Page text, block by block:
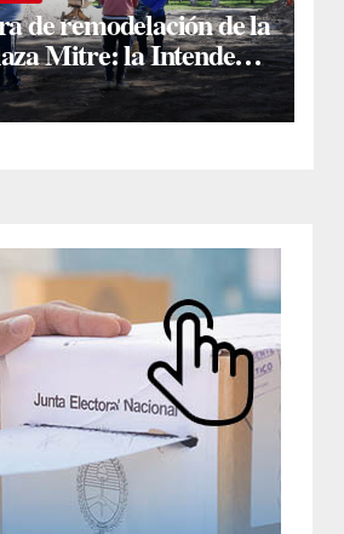
de remodelación de la
Mitre: la Intendente
supervisó los